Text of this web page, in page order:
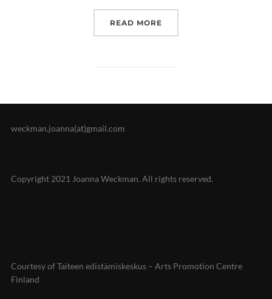
READ MORE
weckman.joanna(at)gmail.com
Copyright 2021 Joanna Weckman. All rights reserved.
Courtesy of Taiteen edistämiskeskus – Arts Promotion Centre
Finland